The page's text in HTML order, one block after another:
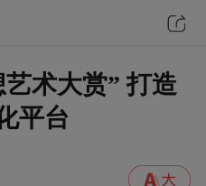
术大赏” 打造
平台